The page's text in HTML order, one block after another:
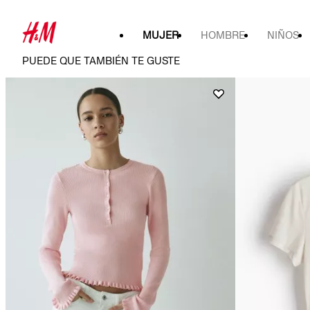
MUJER HOMBRE NIÑOS
PUEDE QUE TAMBIÉN TE GUSTE